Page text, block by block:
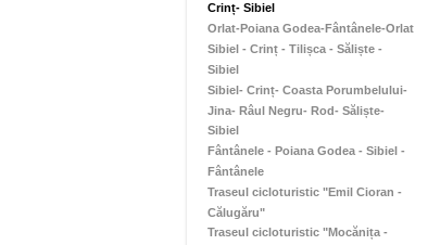
Crinț- Sibiel
Orlat-Poiana Godea-Fântânele-Orlat
Sibiel - Crinț - Tilișca - Săliște -
Sibiel
Sibiel- Crinț- Coasta Porumbelului-
Jina- Râul Negru- Rod- Săliște-
Sibiel
Fântânele - Poiana Godea - Sibiel -
Fântânele
Traseul cicloturistic "Emil Cioran -
Călugăru"
Traseul cicloturistic "Mocănița -